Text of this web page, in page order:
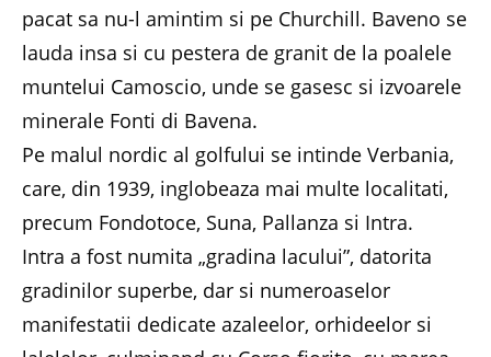
pacat sa nu-l amintim si pe Churchill. Baveno se
lauda insa si cu pestera de granit de la poalele
muntelui Camoscio, unde se gasesc si izvoarele
minerale Fonti di Bavena.
Pe malul nordic al golfului se intinde Verbania,
care, din 1939, inglobeaza mai multe localitati,
precum Fondotoce, Suna, Pallanza si Intra.
Intra a fost numita „gradina lacului”, datorita
gradinilor superbe, dar si numeroaselor
manifestatii dedicate azaleelor, orhideelor si